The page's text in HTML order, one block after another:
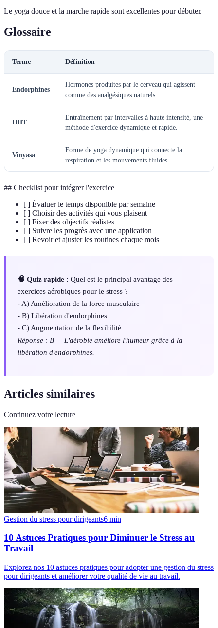
Le yoga douce et la marche rapide sont excellentes pour débuter.
Glossaire
Terme Définition
Endorphines
Hormones produites par le cerveau qui agissent
comme des analgésiques naturels.
HIIT
Entraînement par intervalles à haute intensité, une
méthode d'exercice dynamique et rapide.
Vinyasa
Forme de yoga dynamique qui connecte la
respiration et les mouvements fluides.
## Checklist pour intégrer l'exercice
[ ] Évaluer le temps disponible par semaine
[ ] Choisir des activités qui vous plaisent
[ ] Fixer des objectifs réalistes
[ ] Suivre les progrès avec une application
[ ] Revoir et ajuster les routines chaque mois
🧠 Quiz rapide : Quel est le principal avantage des
exercices aérobiques pour le stress ?
- A) Amélioration de la force musculaire
- B) Libération d'endorphines
- C) Augmentation de la flexibilité
Réponse : B — L'aérobie améliore l'humeur grâce à la
libération d'endorphines.
Articles similaires
Continuez votre lecture
Gestion du stress pour dirigeants6 min
10 Astuces Pratiques pour Diminuer le Stress au
Travail
Explorez nos 10 astuces pratiques pour adopter une gestion du stress
pour dirigeants et améliorer votre qualité de vie au travail.